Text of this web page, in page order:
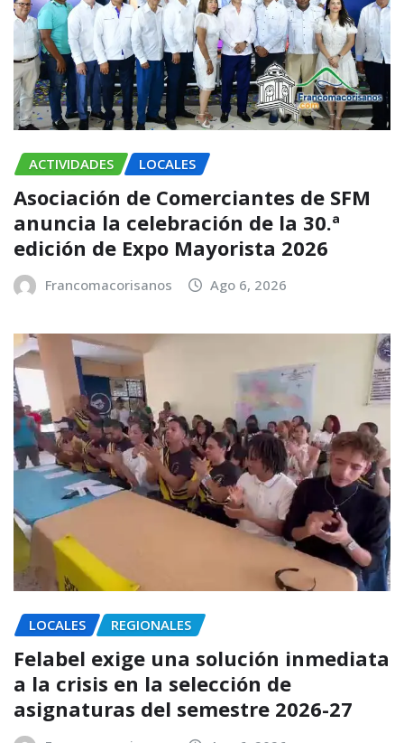
ACTIVIDADES LOCALES
Asociación de Comerciantes de SFM
anuncia la celebración de la 30.ª
edición de Expo Mayorista 2026
Francomacorisanos Ago 6, 2026
LOCALES REGIONALES
Felabel exige una solución inmediata
a la crisis en la selección de
asignaturas del semestre 2026-27